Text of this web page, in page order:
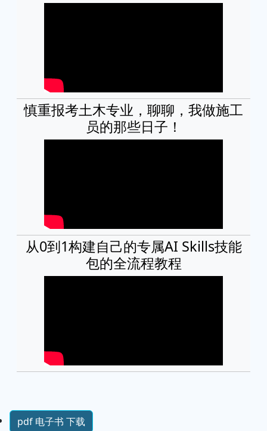
慎重报考土木专业，聊聊，我做施工
员的那些日子！
从0到1构建自己的专属AI Skills技能
包的全流程教程
pdf 电子书 下载